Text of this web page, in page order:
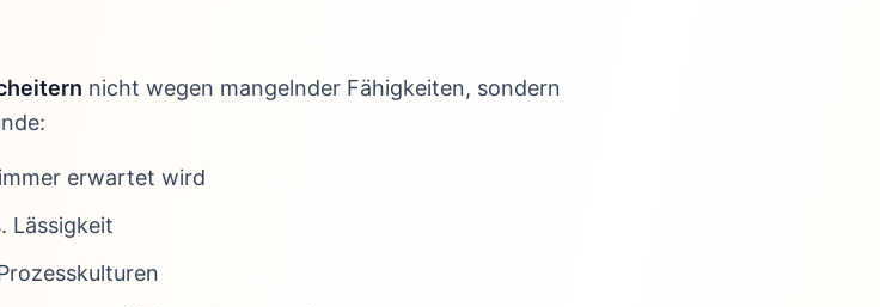
nicht wegen mangelnder Fähigkeiten, sondern
erwartet wird
Lässigkeit